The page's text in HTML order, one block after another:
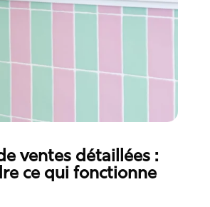
ventes détaillées :
ce qui fonctionne